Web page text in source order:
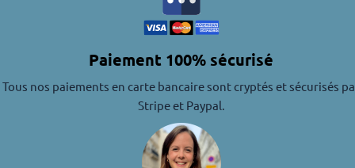
Paiement 100% sécurisé
Tous nos paiements en carte bancaire sont cryptés et sécurisés
Stripe et Paypal.